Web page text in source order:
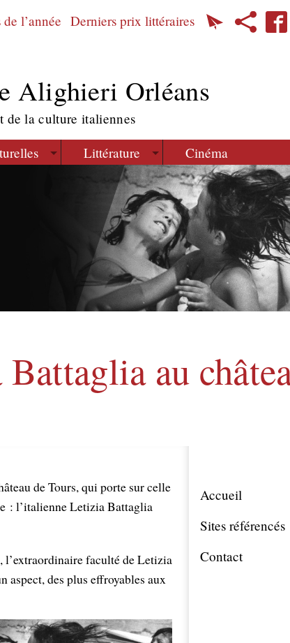
l’année Derniers prix littéraires
Alighieri Orléans
de la culture italiennes
Littérature Cinéma
au
de Tours, qui porte sur celle
: l’italienne Letizia Battaglia
l’extraordinaire faculté de Letizia
aspect, des plus effroyables aux
Accueil
Sites référencés
Contact